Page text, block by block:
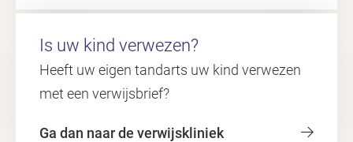
Is uw kind verwezen?
Heeft uw eigen tandarts uw kind verwezen
met een verwijsbrief?
Ga dan naar de verwijskliniek